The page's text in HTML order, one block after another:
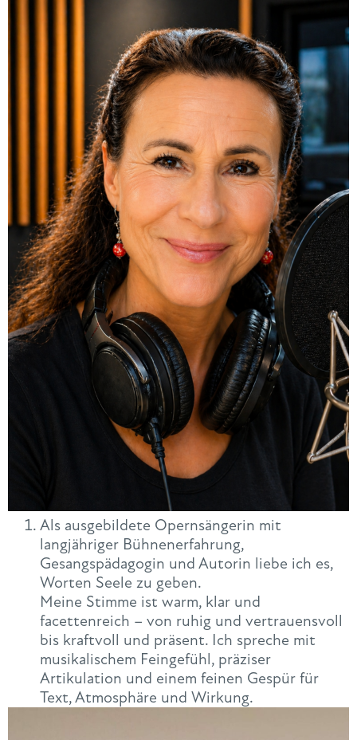
Als ausgebildete Opernsängerin mit
langjähriger Bühnenerfahrung,
Gesangspädagogin und Autorin liebe ich es,
Worten Seele zu geben.
Meine Stimme ist warm, klar und
facettenreich – von ruhig und vertrauensvoll
bis kraftvoll und präsent. Ich spreche mit
musikalischem Feingefühl, präziser
Artikulation und einem feinen Gespür für
Text, Atmosphäre und Wirkung.